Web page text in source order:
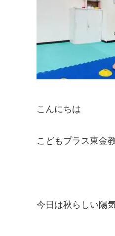
こんにちは
こどもプラス東金
今日は秋らしい陽